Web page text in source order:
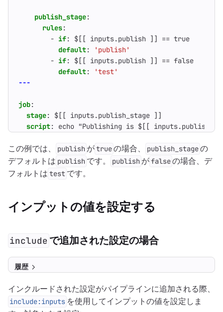
publish_stage:
rules:
- if:
$[[ inputs.publish ]] == true
default:
'publish'
- if:
$[[ inputs.publish ]] == false
default:
'test'
---
job:
stage:
$[[ inputs.publish_stage ]]
script: echo "Publishing is $[[ inputs.publish
この例では、 publish がtrueの場合、 publish_stageの
デフォルトは publish です。 publish がfalseの場合、デ
フォルトは test です。
インプットの値を設定する
include で追加された設定の場合
履歴
インクルードされた設定がパイプラインに追加される際、
include:inputs を使用してインプットの値を設定しま